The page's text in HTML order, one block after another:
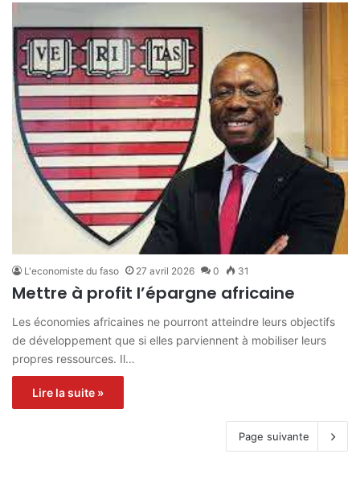
L'economiste du faso 27 avril 2026 0 31
Mettre à profit l’épargne africaine
Les économies africaines ne pourront atteindre leurs objectifs
de développement que si elles parviennent à mobiliser leurs
propres ressources. Il…
Lire la suite »
Page suivante